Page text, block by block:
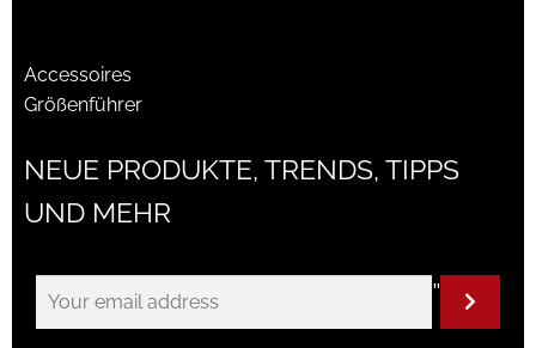
Accessoires
Größenführer
NEUE PRODUKTE, TRENDS, TIPPS
UND MEHR
"